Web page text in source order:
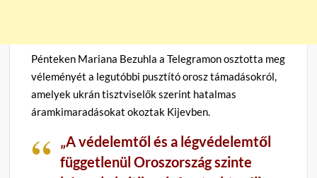
Pénteken Mariana Bezuhla a Telegramon osztotta meg
véleményét a legutóbbi pusztító orosz támadásokról,
amelyek ukrán tisztviselők szerint hatalmas
áramkimaradásokat okoztak Kijevben.
„A védelemtől és a légvédelemtől
függetlenül Oroszország szinte